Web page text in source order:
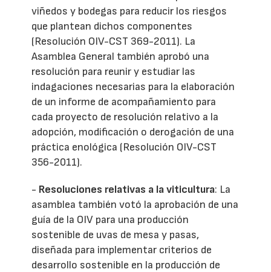
viñedos y bodegas para reducir los riesgos
que plantean dichos componentes
(Resolución OIV-CST 369-2011). La
Asamblea General también aprobó una
resolución para reunir y estudiar las
indagaciones necesarias para la elaboración
de un informe de acompañamiento para
cada proyecto de resolución relativo a la
adopción, modificación o derogación de una
práctica enológica (Resolución OIV-CST
356-2011).
- Resoluciones relativas a la viticultura: La
asamblea también votó la aprobación de una
guía de la OIV para una producción
sostenible de uvas de mesa y pasas,
diseñada para implementar criterios de
desarrollo sostenible en la producción de